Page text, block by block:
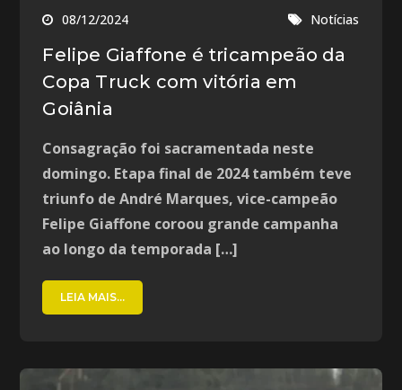
08/12/2024 Notícias
Felipe Giaffone é tricampeão da
Copa Truck com vitória em
Goiânia
Consagração foi sacramentada neste
domingo. Etapa final de 2024 também teve
triunfo de André Marques, vice-campeão
Felipe Giaffone coroou grande campanha
ao longo da temporada […]
LEIA MAIS...